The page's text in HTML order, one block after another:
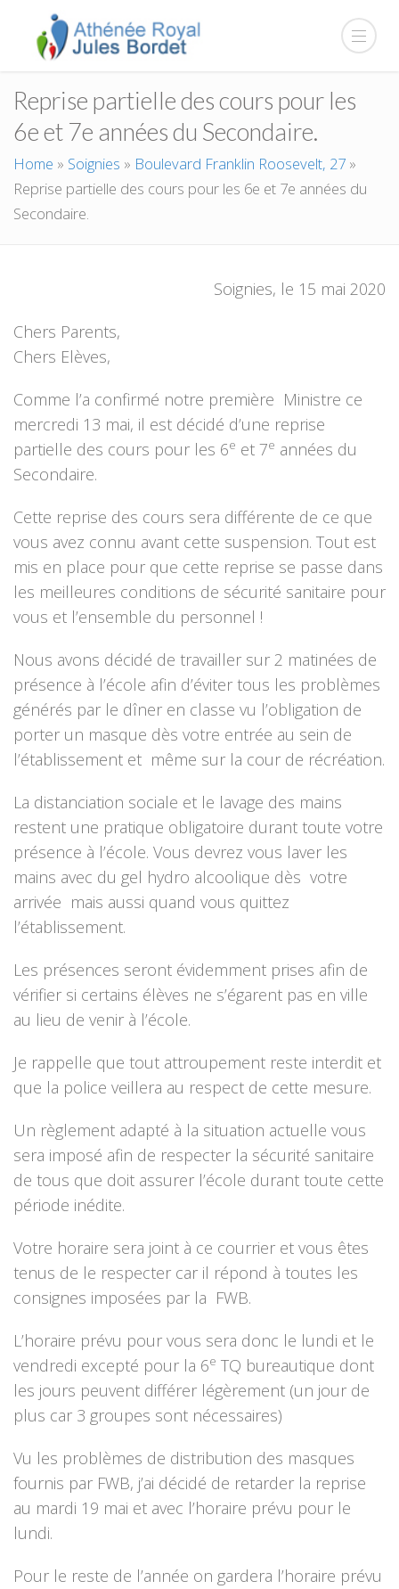
Reprise partielle des cours pour les
6e et 7e années du Secondaire.
Home » Soignies » Boulevard Franklin Roosevelt, 27 »
Reprise partielle des cours pour les 6e et 7e années du
Secondaire.
Soignies, le 15 mai 2020
Chers Parents,
Chers Elèves,
Comme l’a confirmé notre première Ministre ce
mercredi 13 mai, il est décidé d’une reprise
partielle des cours pour les 6e et 7e années du
Secondaire.
Cette reprise des cours sera différente de ce que
vous avez connu avant cette suspension. Tout est
mis en place pour que cette reprise se passe dans
les meilleures conditions de sécurité sanitaire pour
vous et l’ensemble du personnel !
Nous avons décidé de travailler sur 2 matinées de
présence à l’école afin d’éviter tous les problèmes
générés par le dîner en classe vu l’obligation de
porter un masque dès votre entrée au sein de
l’établissement et même sur la cour de récréation.
La distanciation sociale et le lavage des mains
restent une pratique obligatoire durant toute votre
présence à l’école. Vous devrez vous laver les
mains avec du gel hydro alcoolique dès votre
arrivée mais aussi quand vous quittez
l’établissement.
Les présences seront évidemment prises afin de
vérifier si certains élèves ne s’égarent pas en ville
au lieu de venir à l’école.
Je rappelle que tout attroupement reste interdit et
que la police veillera au respect de cette mesure.
Un règlement adapté à la situation actuelle vous
sera imposé afin de respecter la sécurité sanitaire
de tous que doit assurer l’école durant toute cette
période inédite.
Votre horaire sera joint à ce courrier et vous êtes
tenus de le respecter car il répond à toutes les
consignes imposées par la FWB.
L’horaire prévu pour vous sera donc le lundi et le
vendredi excepté pour la 6e TQ bureautique dont
les jours peuvent différer légèrement (un jour de
plus car 3 groupes sont nécessaires)
Vu les problèmes de distribution des masques
fournis par FWB, j’ai décidé de retarder la reprise
au mardi 19 mai et avec l’horaire prévu pour le
lundi.
Pour le reste de l’année on gardera l’horaire prévu